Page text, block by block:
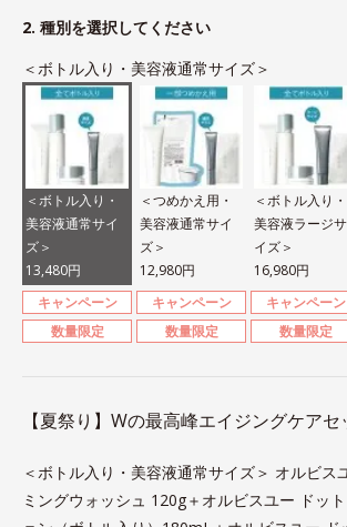
2. 種別を選択してください
＜ボトル入り・美容液通常サイズ＞
＜ボトル入り・
美容液通常サイ
ズ＞
13,480円
キャンペーン
数量限定
＜つめかえ用・
美容液通常サイ
ズ＞
12,980円
キャンペーン
数量限定
＜ボトル入り・
美容液ラージサ
イズ＞
16,980円
キャンペーン
数量限定
【夏祭り】Wの最高峰エイジングケアセ
＜ボトル入り・美容液通常サイズ＞ オルビス
ミングウォッシュ 120g＋オルビスユー ドッ